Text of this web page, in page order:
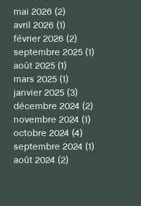
mai 2026 (2)
avril 2026 (1)
février 2026 (2)
septembre 2025 (1)
août 2025 (1)
mars 2025 (1)
janvier 2025 (3)
décembre 2024 (2)
novembre 2024 (1)
octobre 2024 (4)
septembre 2024 (1)
août 2024 (2)